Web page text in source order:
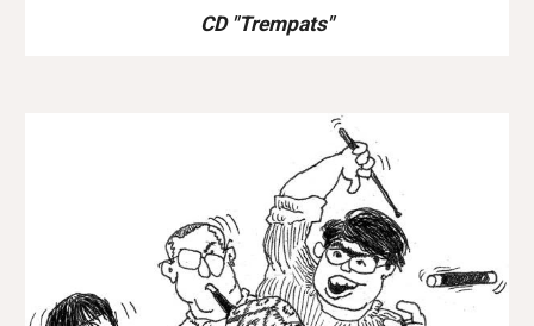
CD "Trempats"